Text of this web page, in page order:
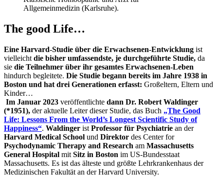
Allgemeinmedizin (Karlsruhe).
The good Life…
Eine Harvard-Studie über die Erwachsenen-Entwicklung ist
vielleicht die bisher umfassendste, je durchgeführte Studie, da
sie die Teilnehmer über ihr gesamtes Erwachsenen-Leben
hindurch begleitete. Die Studie begann bereits im Jahre 1938 in
Boston und hat drei Generationen erfasst: Großeltern, Eltern und
Kinder…
Im Januar 2023 veröffentlichte dann Dr. Robert Waldinger
(*1951), der aktuelle Leiter dieser Studie, das Buch „The Good
Life: Lessons From the World’s Longest Scientific Study of
Happiness“. Waldinger ist Professor für Psychiatrie an der
Harvard Medical School und Direktor des Center for
Psychodynamic Therapy and Research am Massachusetts
General Hospital mit Sitz in Boston im US-Bundesstaat
Massachusetts. Es ist das älteste und größte Lehrkrankenhaus der
Medizinischen Fakultät an der Harvard University.